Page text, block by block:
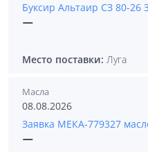
Буксир Альтаир СЗ 80-26
—
Место поставки: Луга
Масла
08.08.2026
Заявка МЕКА-779327
—